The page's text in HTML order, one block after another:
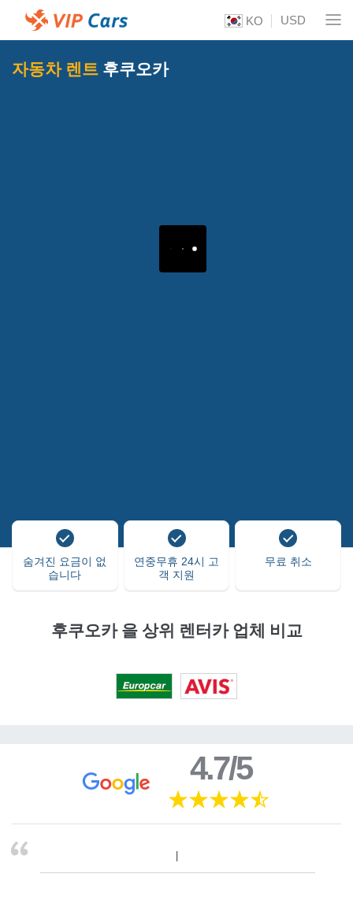
KO USD
자동차 렌트 후쿠오카
숨겨진 요금이 없
습니다
연중무휴 24시 고
객 지원
무료 취소
후쿠오카 을 상위 렌터카 업체 비교
4.7/5